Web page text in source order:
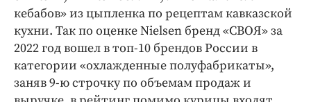
кебабов» из цыпленка по рецептам кавказской
кухни. Так по оценке Nielsen бренд «СВОЯ» за
2022 год вошел в топ-10 брендов России в
категории «охлажденные полуфабрикаты»,
заняв 9-ю строчку по объемам продаж и